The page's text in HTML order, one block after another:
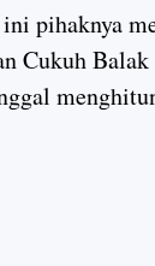
pihaknya
Cukuh